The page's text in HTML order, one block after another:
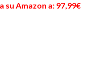
su Amazon a: 97,99€